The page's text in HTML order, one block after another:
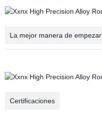
La mejor manera de empezar
Certificaciones